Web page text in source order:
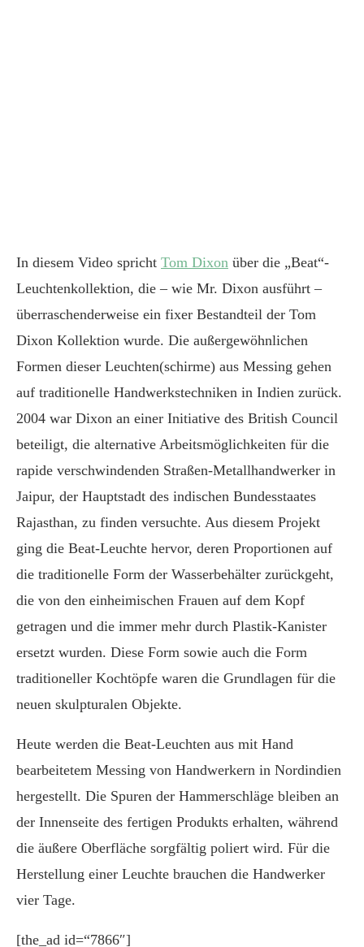
In diesem Video spricht Tom Dixon über die „Beat“-
Leuchtenkollektion, die – wie Mr. Dixon ausführt –
überraschenderweise ein fixer Bestandteil der Tom
Dixon Kollektion wurde. Die außergewöhnlichen
Formen dieser Leuchten(schirme) aus Messing gehen
auf traditionelle Handwerkstechniken in Indien zurück.
2004 war Dixon an einer Initiative des British Council
beteiligt, die alternative Arbeitsmöglichkeiten für die
rapide verschwindenden Straßen-Metallhandwerker in
Jaipur, der Hauptstadt des indischen Bundesstaates
Rajasthan, zu finden versuchte. Aus diesem Projekt
ging die Beat-Leuchte hervor, deren Proportionen auf
die traditionelle Form der Wasserbehälter zurückgeht,
die von den einheimischen Frauen auf dem Kopf
getragen und die immer mehr durch Plastik-Kanister
ersetzt wurden. Diese Form sowie auch die Form
traditioneller Kochtöpfe waren die Grundlagen für die
neuen skulpturalen Objekte.
Heute werden die Beat-Leuchten aus mit Hand
bearbeitetem Messing von Handwerkern in Nordindien
hergestellt. Die Spuren der Hammerschläge bleiben an
der Innenseite des fertigen Produkts erhalten, während
die äußere Oberfläche sorgfältig poliert wird. Für die
Herstellung einer Leuchte brauchen die Handwerker
vier Tage.
[the_ad id=“7866″]